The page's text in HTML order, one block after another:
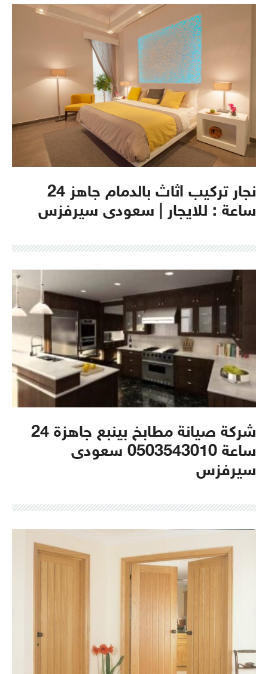
نجار تركيب اثاث بالدمام جاهز 24
ساعة : للايجار | سعودى سيرفزس
شركة صيانة مطابخ بينبع جاهزة 24
ساعة 0503543010 سعودى
سيرفزس